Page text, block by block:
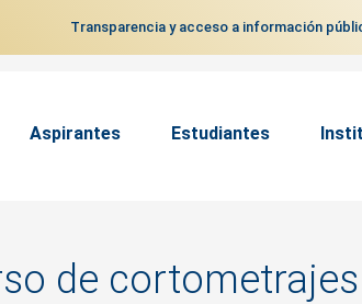
Transparencia y acceso a información
Aspirantes Estudiantes
de